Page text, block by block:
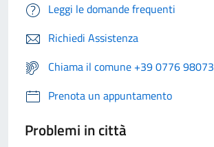
Leggi le domande frequenti
Richiedi Assistenza
Chiama il comune +39 0776 98073
Prenota un appuntamento
Problemi in città